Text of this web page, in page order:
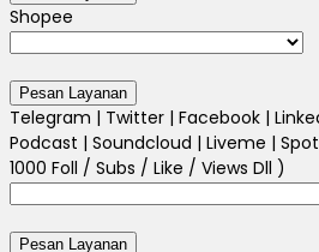
Shopee
Telegram | Twitter | Facebook |
Podcast | Soundcloud | Liveme |
1000 Foll / Subs / Like / Views Dll )